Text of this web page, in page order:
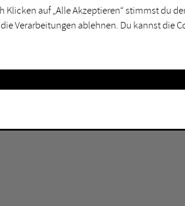
auf „Alle Akzeptieren“ stimmst du
Verarbeitungen ablehnen. Du kannst die